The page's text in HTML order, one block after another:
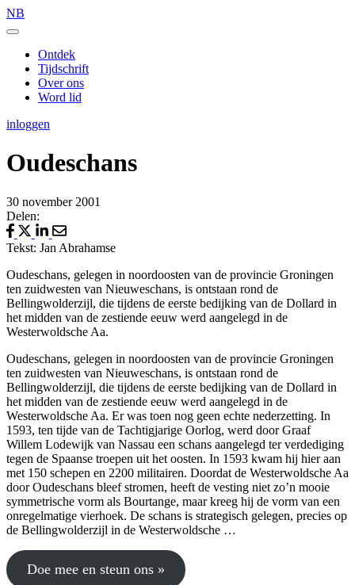
NB
Ontdek
Tijdschrift
Over ons
Word lid
inloggen
Oudeschans
30 november 2001
Delen:
Tekst: Jan Abrahamse
Oudeschans, gelegen in noordoosten van de provincie Groningen
ten zuidwesten van Nieuweschans, is ontstaan rond de
Bellingwolderzijl, die tijdens de eerste bedijking van de Dollard in
het midden van de zestiende eeuw werd aangelegd in de
Westerwoldsche Aa.
Oudeschans, gelegen in noordoosten van de provincie Groningen
ten zuidwesten van Nieuweschans, is ontstaan rond de
Bellingwolderzijl, die tijdens de eerste bedijking van de Dollard in
het midden van de zestiende eeuw werd aangelegd in de
Westerwoldsche Aa. Er was toen nog geen echte nederzetting. In
1593, ten tijde van de Tachtigjarige Oorlog, werd door Graaf
Willem Lodewijk van Nassau een schans aangelegd ter verdediging
tegen de Spaanse troepen uit het oosten. In 1593 kwam hij hier aan
met 150 schepen en 2200 militairen. Doordat de Westerwoldsche Aa
door Oudeschans bleef stromen, heeft de vesting niet zo’n mooie
symmetrische vorm als Bourtange, maar kreeg hij de vorm van een
onregelmatige vierhoek. De schans is strategisch gelegen, precies op
de Bellingwolderzijl in de Westerwoldsche …
Doe mee en steun ons »